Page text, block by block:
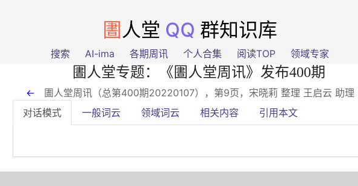
圕 人堂 QQ 群知识库
搜索 AI-ima 各期周讯 个人合集 阅读TOP 领域专家
圕人堂专题：《圕人堂周讯》发布400期
← 圕人堂周讯（总第400期20220107），第9页 ，宋晓莉 整理 王启云 助理
对话模式
一般词云 领域词云 相关内容 引用本文